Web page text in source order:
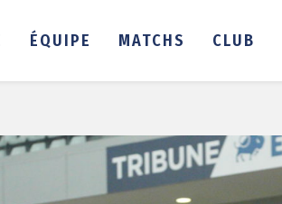
ÉQUIPE MATCHS CLUB